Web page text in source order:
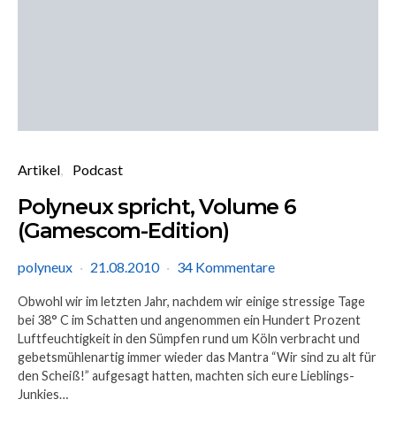
Artikel Podcast
Polyneux spricht, Volume 6
(Gamescom-Edition)
polyneux 21.08.2010 34 Kommentare
Obwohl wir im letzten Jahr, nachdem wir einige stressige Tage
bei 38° C im Schatten und angenommen ein Hundert Prozent
Luftfeuchtigkeit in den Sümpfen rund um Köln verbracht und
gebetsmühlenartig immer wieder das Mantra “Wir sind zu alt für
den Scheiß!” aufgesagt hatten, machten sich eure Lieblings-
Junkies…